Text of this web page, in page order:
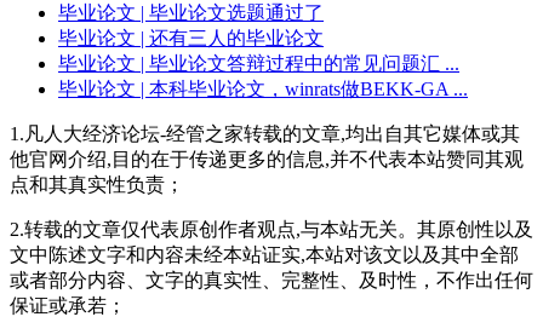
毕业论文 | 毕业论文选题通过了
毕业论文 | 还有三人的毕业论文
毕业论文 | 毕业论文答辩过程中的常见问题汇 ...
毕业论文 | 本科毕业论文，winrats做BEKK-GA ...
1.凡人大经济论坛-经管之家转载的文章,均出自其它媒体或其
他官网介绍,目的在于传递更多的信息,并不代表本站赞同其观
点和其真实性负责；
2.转载的文章仅代表原创作者观点,与本站无关。其原创性以及
文中陈述文字和内容未经本站证实,本站对该文以及其中全部
或者部分内容、文字的真实性、完整性、及时性，不作出任何
保证或承若；